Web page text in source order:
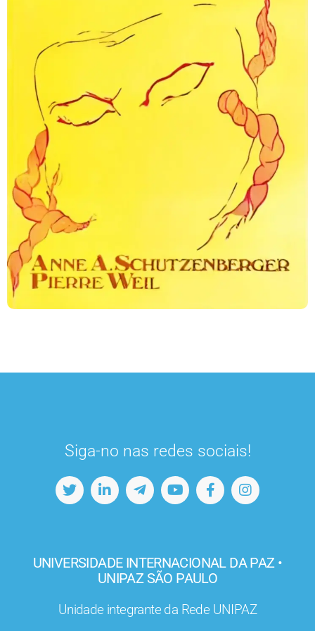
Siga-no nas redes sociais!
UNIVERSIDADE INTERNACIONAL DA PAZ •
UNIPAZ SÃO PAULO
Unidade integrante da Rede UNIPAZ